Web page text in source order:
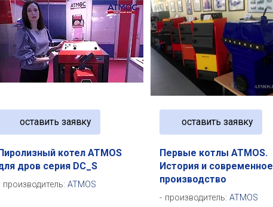
котел ATMOS
дров серия DC_S
производитель:ATMOS
оставить заявку
Первые котлы ATMOS.
История и современное
производство
производитель:ATMOS
оставить заявку